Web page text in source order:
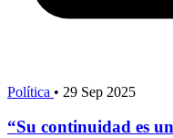
Política • 29 Sep 2025
“Su continuidad es